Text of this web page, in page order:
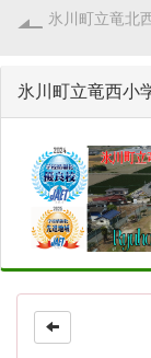
氷川町立竜北
氷川町立竜西小